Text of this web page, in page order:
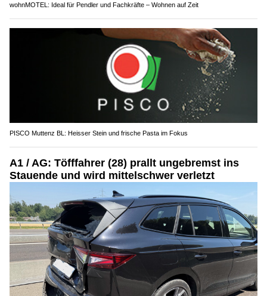
wohnMOTEL: Ideal für Pendler und Fachkräfte – Wohnen auf Zeit
PISCO Muttenz BL: Heisser Stein und frische Pasta im Fokus
A1 / AG: Töfffahrer (28) prallt ungebremst ins
Stauende und wird mittelschwer verletzt